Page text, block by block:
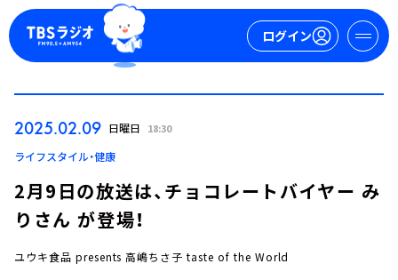
ログイン
ログイン
2025.02.09 日曜日 18:30
ライフスタイル・健康
2月9日の放送は、チョコレートバイヤー み
りさん が登場！
ユウキ食品 presents 高嶋ちさ子 taste of the World